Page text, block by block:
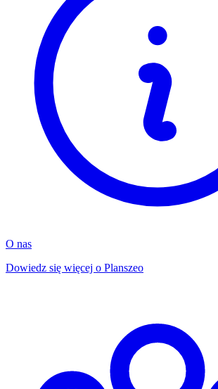
O nas
Dowiedz się więcej o Planszeo